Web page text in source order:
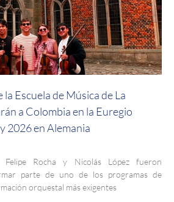
Escuela de Música de La
a Colombia en la Euregio
2026 en Alemania
Felipe Rocha y Nicolás López fueron
parte de uno de los programas de
orquestal más exigentes